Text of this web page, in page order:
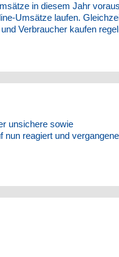
in diesem Jahr
Umsätze laufen.
Verbraucher kaufen
unsichere sowie
reagiert und